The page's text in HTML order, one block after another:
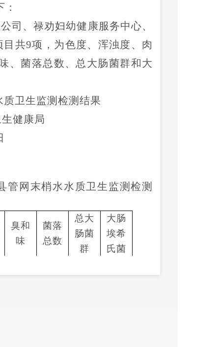
司、禄劝妇幼健康服务中心、
目共9项，为色度、浑浊度、肉
、菌落总数、总大肠菌群和大
质卫生监测检测结果
健康局
管网末梢水水质卫生监测检测
臭和
味
菌落
总数
总大
肠菌
群
大肠
埃希
氏菌